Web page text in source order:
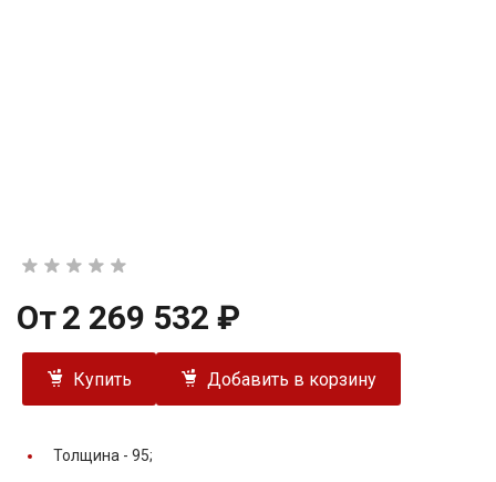
От2 269 532 ₽
Купить Добавить в корзину
Толщина - 95;